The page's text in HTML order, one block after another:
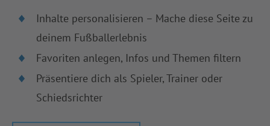
Inhalte personalisieren – Mache diese Seite zu
deinem Fußballerlebnis
Favoriten anlegen, Infos und Themen filtern
Präsentiere dich als Spieler, Trainer oder
Schiedsrichter